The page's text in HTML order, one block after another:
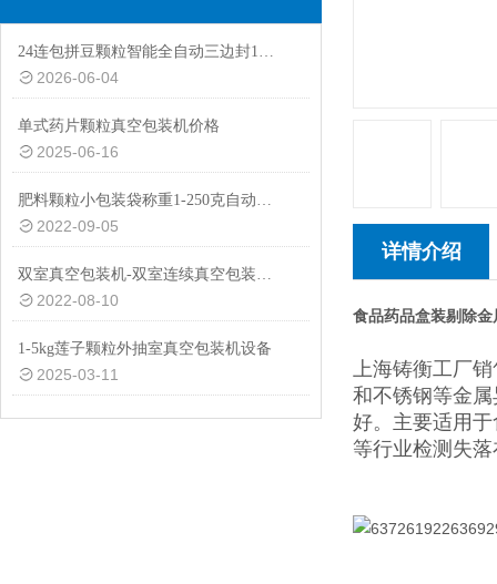
24连包拼豆颗粒智能全自动三边封1-10克包装机设备
2026-06-04
单式药片颗粒真空包装机价格
2025-06-16
肥料颗粒小包装袋称重1-250克自动包装机厂家
2022-09-05
双室真空包装机-双室连续真空包装机-600双室真空包装机厂家
2022-08-10
1-5kg莲子颗粒外抽室真空包装机设备
2025-03-11
详情介绍
食品药品盒装剔除
上海铸衡工厂
和不锈钢等金
好。主要适用
等行业检测失